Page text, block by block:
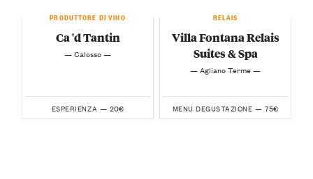
PRODUTTORE DI VINO
Ca 'd Tantin
— Calosso —
ESPERIENZA — 20€
RELAIS
Villa Fontana Relais
Suites & Spa
— Agliano Terme —
MENU DEGUSTAZIONE — 75€